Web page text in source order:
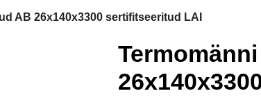
AB 26x140x3300 sertifitseeritud LAI